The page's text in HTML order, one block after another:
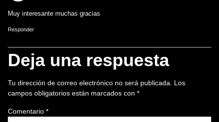
Muy interesante muchas gracias
Responder
Deja una respuesta
Tu dirección de correo electrónico no será publicada.
Los
campos obligatorios están marcados con *
Comentario *